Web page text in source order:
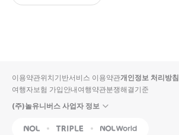
입니
다.
순
상
이용약관위치기반서비스 이용약관개인정보 처리방침
여행자보험 가입안내여행약관분쟁해결기준
(주)놀유니버스 사업자 정보
NOL Triple Interpark Global